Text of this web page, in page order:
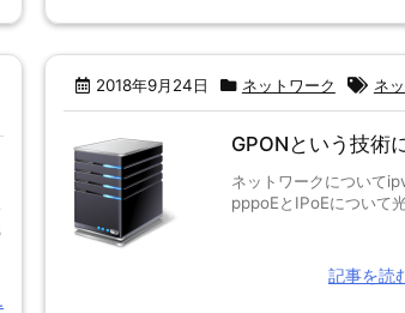
2018年9月24日 ネットワーク ネ
GPONという技術
ネットワークについて
pppoEとIPoEについて
記事を読